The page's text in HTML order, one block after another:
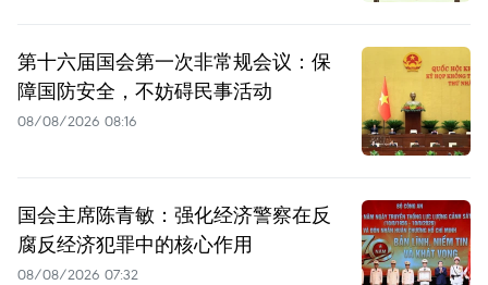
第十六届国会第一次非常规会议：保
障国防安全，不妨碍民事活动
08/08/2026 08:16
国会主席陈青敏：强化经济警察在反
腐反经济犯罪中的核心作用
08/08/2026 07:32